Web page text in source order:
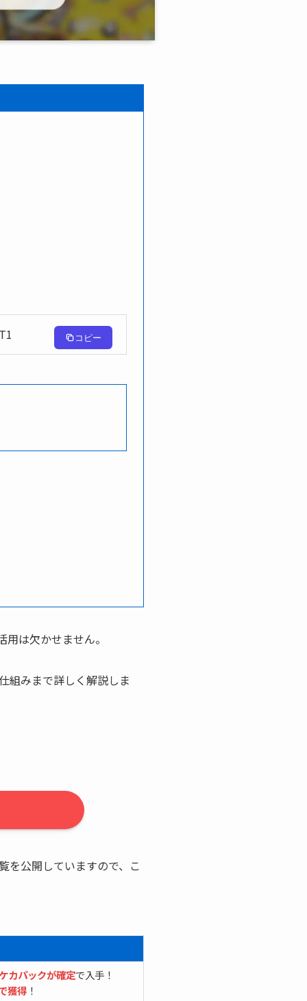
コピー
は欠かせません。
組みまで詳しく解説しま
を公開していますので、こ
カパックが確定で入手！
獲得！